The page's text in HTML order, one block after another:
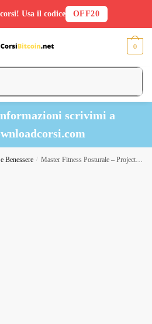
0
scrivimi a
Benessere / Master Fitness Posturale – Project InVictus
Usa il codice OFF20